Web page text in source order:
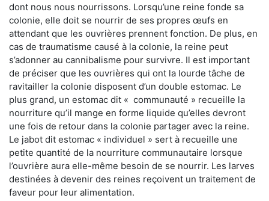
dont nous nous nourrissons. Lorsqu’une reine fonde sa
colonie, elle doit se nourrir de ses propres œufs en
attendant que les ouvrières prennent fonction. De plus, en
cas de traumatisme causé à la colonie, la reine peut
s’adonner au cannibalisme pour survivre. Il est important
de préciser que les ouvrières qui ont la lourde tâche de
ravitailler la colonie disposent d’un double estomac. Le
plus grand, un estomac dit « communauté » recueille la
nourriture qu’il mange en forme liquide qu’elles devront
une fois de retour dans la colonie partager avec la reine.
Le jabot dit estomac « individuel » sert à recueille une
petite quantité de la nourriture communautaire lorsque
l’ouvrière aura elle-même besoin de se nourrir. Les larves
destinées à devenir des reines reçoivent un traitement de
faveur pour leur alimentation.